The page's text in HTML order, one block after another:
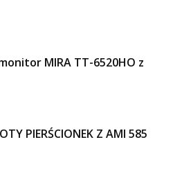
MIRA TT-6520HO z
PIERŚCIONEK Z AMI 585